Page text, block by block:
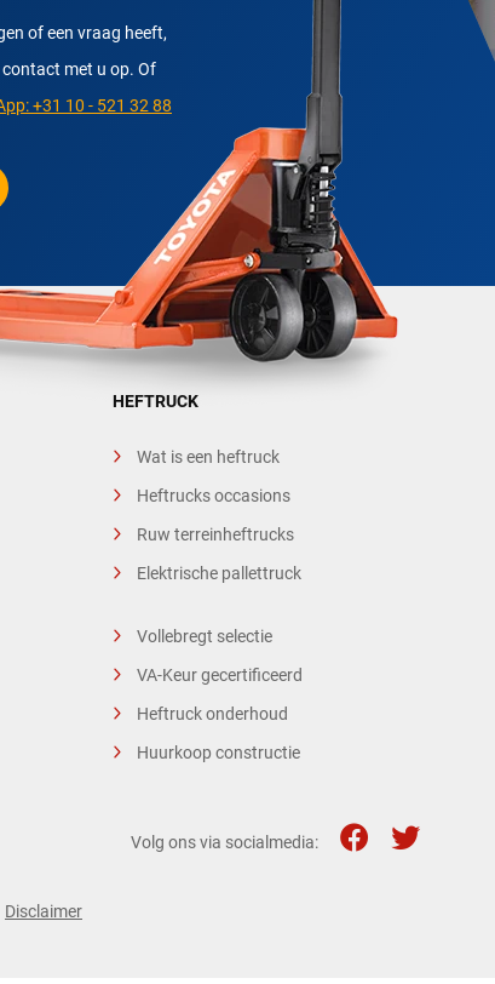
of een vraag heeft,
met u op. Of
+31 10 - 521 32 88
HEFTRUCK
Wat is een heftruck
Heftrucks occasions
Ruw terreinheftrucks
Elektrische pallettruck
Vollebregt selectie
VA-Keur gecertificeerd
Heftruck onderhoud
Huurkoop constructie
Disclaimer
Volg ons via socialmedia: